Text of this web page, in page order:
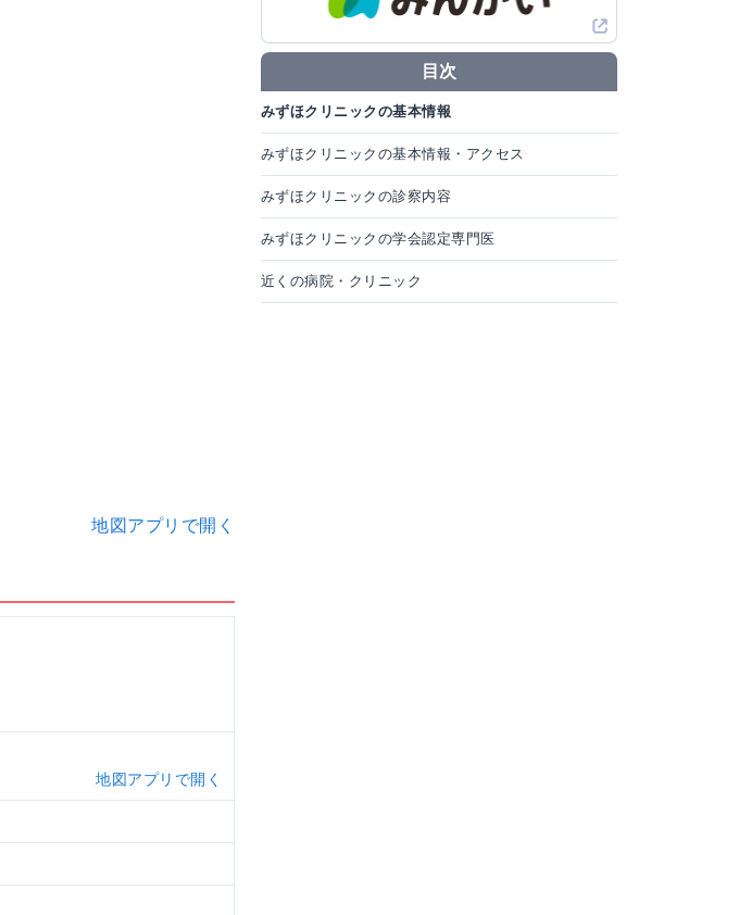
地図アプリで開く
地図アプリで開く
目次
みずほクリニックの基本情報
みずほクリニックの基本情報・アクセス
みずほクリニックの診察内容
みずほクリニックの学会認定専門医
近くの病院・クリニック